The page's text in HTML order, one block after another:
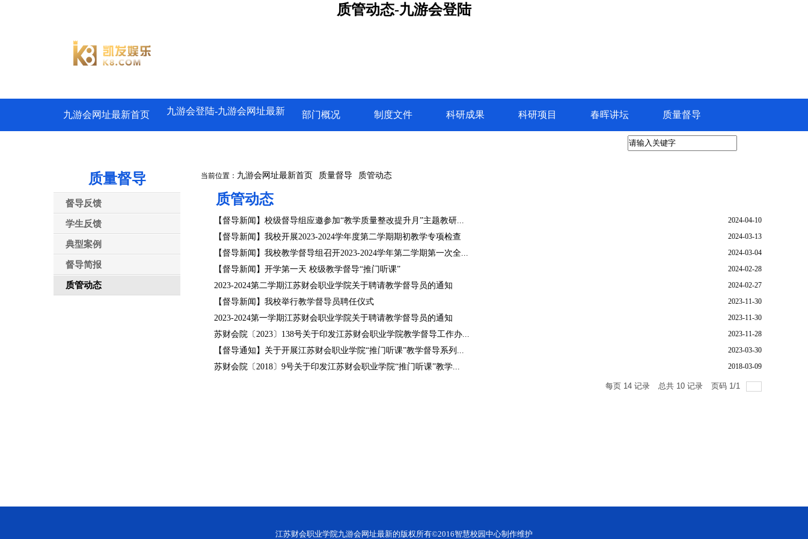
质管动态-九游会登陆
九游会网址最新首页 九游会登陆-九游会网址最新 部门概况 制度文件 科研成果 科研项目 春晖讲坛 质量督导
质量督导
督导反馈
学生反馈
典型案例
督导简报
质管动态
当前位置： 九游会网址最新首页 质量督导 质管动态
质管动态
【督导新闻】校级督导组应邀参加“教学质量整改提升月”主题教研... 2024-04-10
【督导新闻】我校开展2023-2024学年度第二学期期初教学专项检查 2024-03-13
【督导新闻】我校教学督导组召开2023-2024学年第二学期第一次全... 2024-03-04
【督导新闻】开学第一天 校级教学督导“推门听课” 2024-02-28
2023-2024第二学期江苏财会职业学院关于聘请教学督导员的通知 2024-02-27
【督导新闻】我校举行教学督导员聘任仪式 2023-11-30
2023-2024第一学期江苏财会职业学院关于聘请教学督导员的通知 2023-11-30
苏财会院〔2023〕138号关于印发江苏财会职业学院教学督导工作办... 2023-11-28
【督导通知】关于开展江苏财会职业学院“推门听课”教学督导系列... 2023-03-30
苏财会院〔2018〕9号关于印发江苏财会职业学院“推门听课”教学... 2018-03-09
每页 14 记录 总共 10 记录 页码 1/1
江苏财会职业学院九游会网址最新的版权所有©2016智慧校园中心制作维护